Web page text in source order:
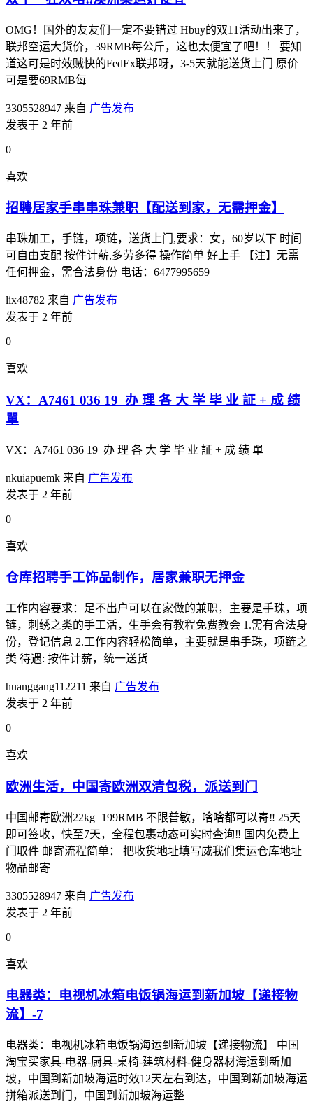
OMG！国外的友友们一定不要错过 Hbuy的双11活动出来了，
联邦空运大货价，39RMB每公斤，这也太便宜了吧！！ 要知
道这可是时效贼快的FedEx联邦呀，3-5天就能送货上门 原价
可是要69RMB每
3305528947 来自 广告发布
发表于 2 年前
0
喜欢
招聘居家手串串珠兼职【配送到家，无需押金】
串珠加工，手链，项链，送货上门,要求：女，60岁以下 时间
可自由支配 按件计薪,多劳多得 操作简单 好上手 【注】无需
任何押金，需合法身份 电话：6477995659
lix48782 来自 广告发布
发表于 2 年前
0
喜欢
VX：A7461 036 19 办 理 各 大 学 毕 业 証 + 成 绩
單
VX：A7461 036 19 办 理 各 大 学 毕 业 証 + 成 绩 單
nkuiapuemk 来自 广告发布
发表于 2 年前
0
喜欢
仓库招聘手工饰品制作，居家兼职无押金
工作内容要求：足不出户可以在家做的兼职，主要是手珠，项
链，刺绣之类的手工活，生手会有教程免费教会 1.需有合法身
份，登记信息 2.工作内容轻松简单，主要就是串手珠，项链之
类 待遇: 按件计薪，统一送货
huanggang112211 来自 广告发布
发表于 2 年前
0
喜欢
欧洲生活，中国寄欧洲双清包税，派送到门
中国邮寄欧洲22kg=199RMB 不限普敏，啥啥都可以寄‼️ 25天
即可签收，快至7天，全程包裹动态可实时查询‼️ 国内免费上
门取件 邮寄流程简单： 把收货地址填写威我们集运仓库地址
物品邮寄
3305528947 来自 广告发布
发表于 2 年前
0
喜欢
电器类：电视机冰箱电饭锅海运到新加坡【递接物
流】-7
电器类：电视机冰箱电饭锅海运到新加坡【递接物流】 中国
淘宝买家具-电器-厨具-桌椅-建筑材料-健身器材海运到新加
坡，中国到新加坡海运时效12天左右到达，中国到新加坡海运
拼箱派送到门，中国到新加坡海运整